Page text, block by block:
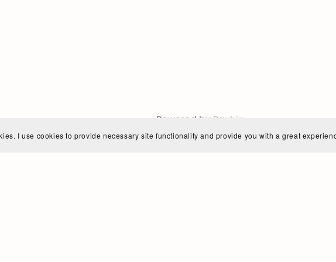
Powered by Payhip
I use cookies to provide necessary site functionality and provide you with a great